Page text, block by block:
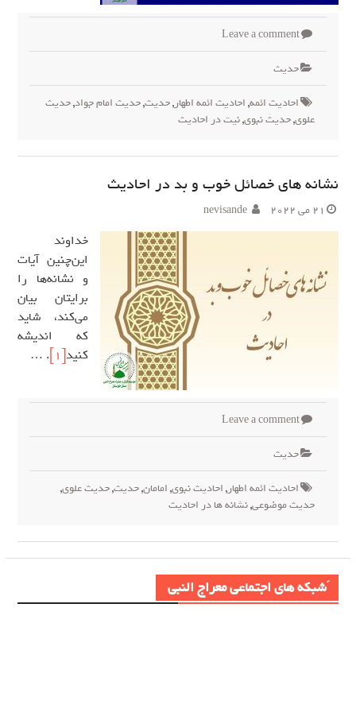
Leave a comment
حدیث
احادیث ائمه,احادیث ائمه اطهار,حدیث,حدیث امام جواد,حدیث
علوی,حدیث نبوی,نیت در احادیث
نشانه های خصائل خوب و بد در احادیث
21 می 2022 nevisande
خداوند
این‌چنین آیات
و نشانه‌ها را
برایتان بیان
می‌کند، شاید
که اندیشه
کنید[1]
. …
Leave a comment
حدیث
احادیث ائمه اطهار,احادیث نبوی,امامان,حدیث,حدیث علوی,
حدیث موضوعی,نشانه ها در احادیث
َشبکه های اجتماعی معراج النبی